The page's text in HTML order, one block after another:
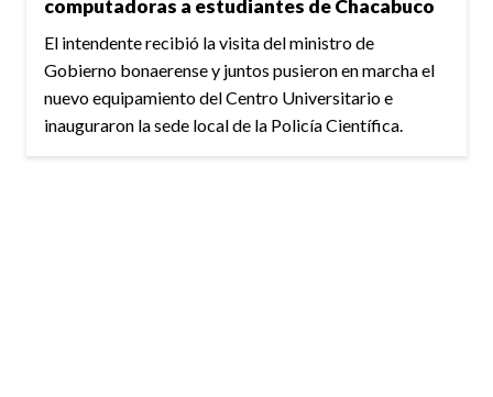
computadoras a estudiantes de Chacabuco
El intendente recibió la visita del ministro de
Gobierno bonaerense y juntos pusieron en marcha el
nuevo equipamiento del Centro Universitario e
inauguraron la sede local de la Policía Científica.